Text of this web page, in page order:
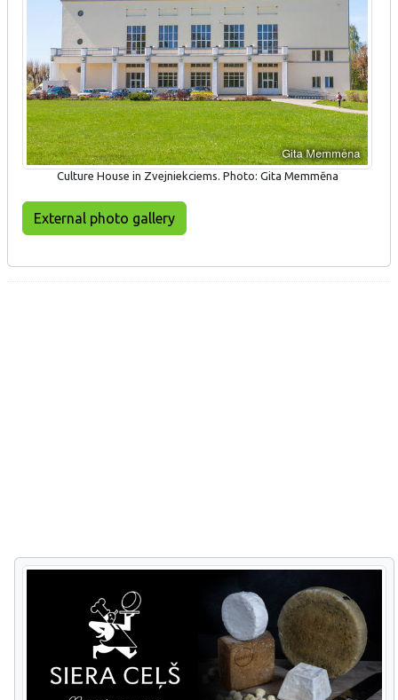
Culture House in Zvejniekciems. Photo: Gita Memmēna
External photo gallery